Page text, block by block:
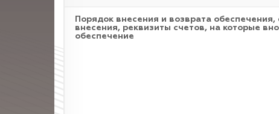
Порядок внесения и возврата обеспечения,
внесения, реквизиты счетов, на которые
обеспечение